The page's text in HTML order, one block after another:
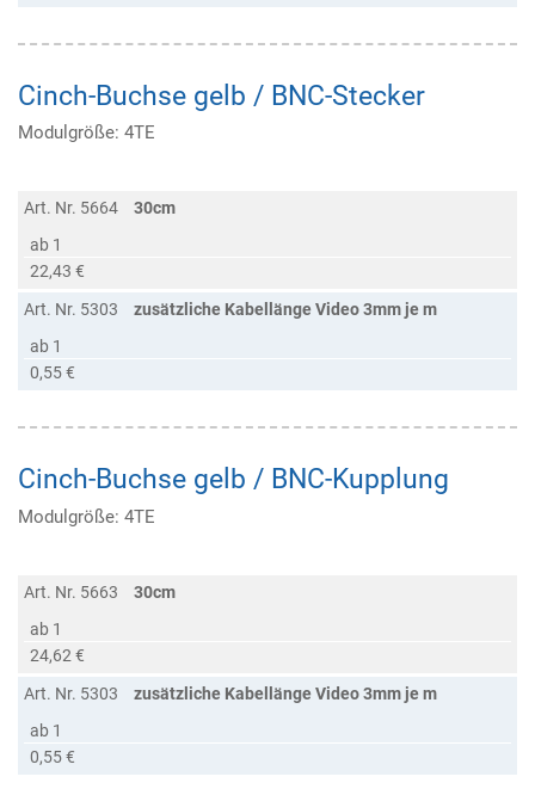
Cinch-Buchse gelb / BNC-Stecker
Modulgröße: 4TE
Art. Nr. 5664
30cm
ab 1
22,43 €
Art. Nr. 5303
zusätzliche Kabellänge Video 3mm je m
ab 1
0,55 €
Cinch-Buchse gelb / BNC-Kupplung
Modulgröße: 4TE
Art. Nr. 5663
30cm
ab 1
24,62 €
Art. Nr. 5303
zusätzliche Kabellänge Video 3mm je m
ab 1
0,55 €